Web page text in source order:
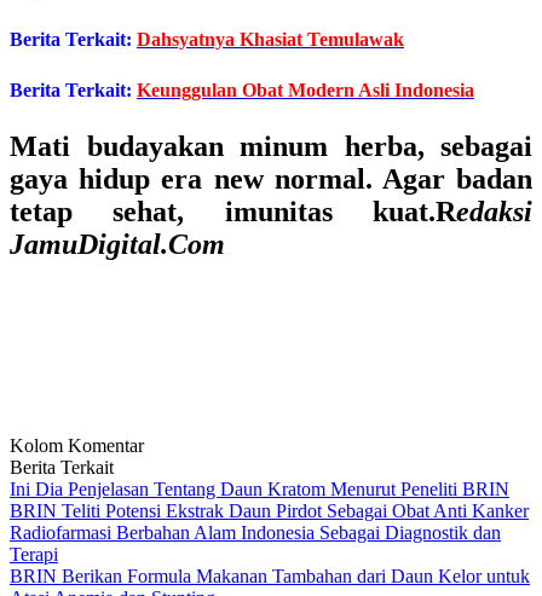
Berita Terkait: Dahsyatnya Khasiat Temulawak
Berita Terkait: Keunggulan Obat Modern Asli Indonesia
Mati budayakan minum herba, sebagai
gaya hidup era new normal. Agar badan
tetap sehat, imunitas kuat.Redaksi
JamuDigital.Com
Kolom Komentar
Berita Terkait
Ini Dia Penjelasan Tentang Daun Kratom Menurut Peneliti BRIN
BRIN Teliti Potensi Ekstrak Daun Pirdot Sebagai Obat Anti Kanker
Radiofarmasi Berbahan Alam Indonesia Sebagai Diagnostik dan
Terapi
BRIN Berikan Formula Makanan Tambahan dari Daun Kelor untuk